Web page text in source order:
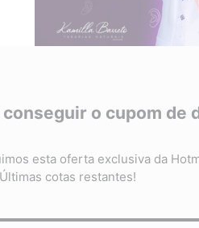
conseguir o cupom de
esta oferta exclusiva da
cotas restantes!